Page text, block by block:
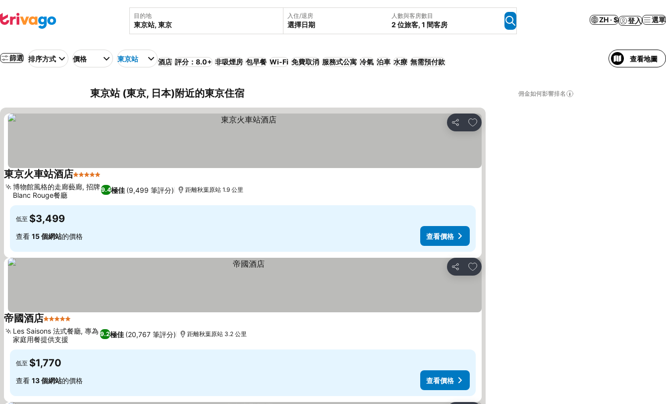
目的地 入住/退房
選擇日期
人數與客房數目
2 位旅客, 1 間客房
ZH · $ 登入 選單
篩選 排序方式 價格 東京站 酒店 評分：8.0+ 非吸煙房 包早餐 Wi-Fi 免費取消 服務式公寓 冷氣 泊車 水療 無需預付款 查看地圖
東京站 (東京, 日本)附近的東京住宿 佣金如何影響排名
分享
放到收藏夾
東京火車站酒店5 星級
9.4極佳 (9,499 筆評分)
博物館風格的走廊藝廊, 招牌
Blanc Rouge餐廳
距離秋葉原站 1.9 公里
低至 $3,499
查看 15 個網站的價格 查看價格
分享
放到收藏夾
帝國酒店5 星級
9.2極佳 (20,767 筆評分)
Les Saisons 法式餐廳, 專為
家庭用餐提供支援
距離秋葉原站 3.2 公里
低至 $1,770
查看 13 個網站的價格 查看價格